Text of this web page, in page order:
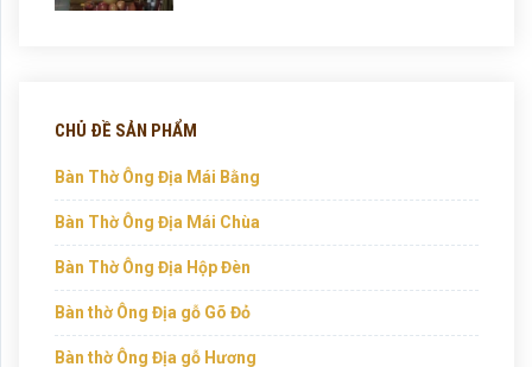
CHỦ ĐỀ SẢN PHẨM
Bàn Thờ Ông Địa Mái Bằng
Bàn Thờ Ông Địa Mái Chùa
Bàn Thờ Ông Địa Hộp Đèn
Bàn thờ Ông Địa gỗ Gõ Đỏ
Bàn thờ Ông Địa gỗ Hương